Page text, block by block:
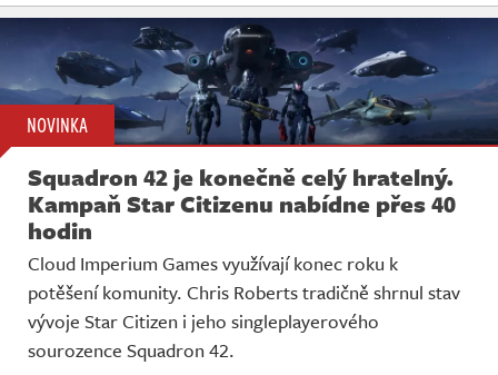
NOVINKA
Squadron 42 je konečně celý hratelný.
Kampaň Star Citizenu nabídne přes 40
hodin
Cloud Imperium Games využívají konec roku k
potěšení komunity. Chris Roberts tradičně shrnul stav
vývoje Star Citizen i jeho singleplayerového
sourozence Squadron 42.